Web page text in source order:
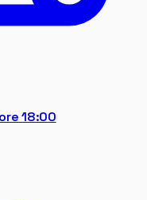
18:00